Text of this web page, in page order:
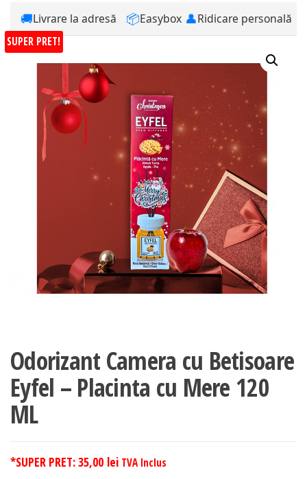
🚚Livrare la adresă 📦Easybox 👤Ridicare personală
SUPER PRET!
Odorizant Camera cu Betisoare
Eyfel – Placinta cu Mere 120
ML
*SUPER PRET:35,00 lei TVA Inclus